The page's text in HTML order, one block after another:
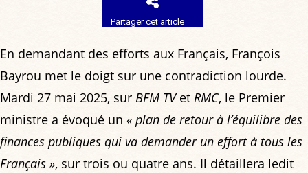
Partager cet article
En demandant des efforts aux Français, François
Bayrou met le doigt sur une contradiction lourde.
Mardi 27 mai 2025, sur BFM TVet RMC, le Premier
ministre a évoqué un « plan de retour à l’équilibre des
finances publiques qui va demander un effort à tous les
Français », sur trois ou quatre ans. Il détaillera ledit